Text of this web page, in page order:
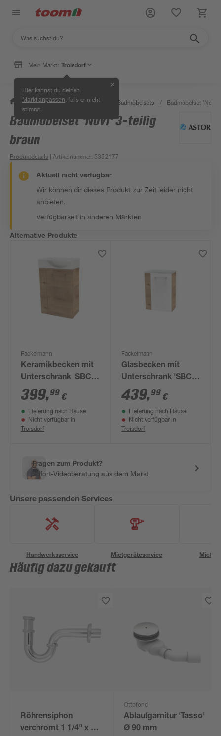
Mein Markt: Troisdorf
Hier kannst du deinen
Markt anpassen , falls er nicht
stimmt.
✕
/ Bad & Sanitär / Badmöbel Badmöbelsets / Badmöbelset 'Novi'
Badmöbelset 'Novi' 3-teilig
braun
Produktdetails | Artikelnummer: 5352177
Aktuell nicht verfügbar
Wir können dir dieses Produkt zur Zeit leider nicht
anbieten.
Verfügbarkeit in anderen Märkten
Alternative Produkte
Fackelmann
Keramikbecken mit
Unterschrank 'SBC'
Hahnloch links
weiß/Eichefarben
399,99 €
Lieferung nach Hause
Nicht verfügbar in
Troisdorf
Fackelmann
Glasbecken mit
Unterschrank 'SBC'
Hahnloch links
weiß/Eichefarben 45
x 61,5 x 32 cm
439,99 €
Lieferung nach Hause
Nicht verfügbar in
Troisdorf
Fragen zum Produkt?
Sofort-Videoberatung aus dem Markt
Unsere passenden Services
Handwerksservice Mietgeräteservice
Häufig dazu gekauft
Röhrensiphon
verchromt 1 1/4" x 32
Ottofond
Ablaufgarnitur 'Tasso'
Ø 90 mm